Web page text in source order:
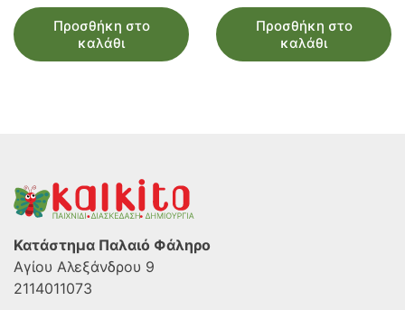
Προσθήκη στο
καλάθι
Προσθήκη στο
καλάθι
Κατάστημα Παλαιό Φάληρο
Αγίου Αλεξάνδρου 9
2114011073